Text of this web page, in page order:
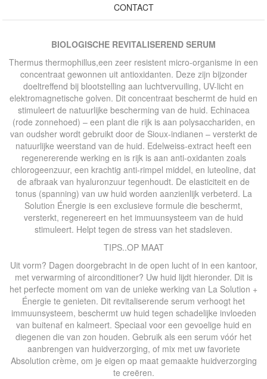
CONTACT
BIOLOGISCHE REVITALISEREND SERUM
Thermus thermophillus,een zeer resistent micro-organisme in een
concentraat gewonnen uit antioxidanten. Deze zijn bijzonder
doeltreffend bij blootstelling aan luchtvervuiling, UV-licht en
elektromagnetische golven. Dit concentraat beschermt de huid en
stimuleert de natuurlijke bescherming van de huid. Echinacea
(rode zonnehoed) – een plant die rijk is aan polysacchariden, en
van oudsher wordt gebruikt door de Sioux-indianen – versterkt de
natuurlijke weerstand van de huid. Edelweiss-extract heeft een
regenererende werking en is rijk is aan anti-oxidanten zoals
chlorogeenzuur, een krachtig anti-rimpel middel, en luteoline, dat
de afbraak van hyaluronzuur tegenhoudt. De elasticiteit en de
tonus (spanning) van uw huid worden aanzienlijk verbeterd. La
Solution Énergie is een exclusieve formule die beschermt,
versterkt, regenereert en het immuunsysteem van de huid
stimuleert. Helpt tegen de stress van het stadsleven.
TIPS..OP MAAT
Uit vorm? Dagen doorgebracht in de open lucht of in een kantoor,
met verwarming of airconditioner? Uw huid lijdt hieronder. Dit is
het perfecte moment om van de unieke werking van La Solution +
Énergie te genieten. Dit revitaliserende serum verhoogt het
immuunsysteem, beschermt uw huid tegen schadelijke invloeden
van buitenaf en kalmeert. Speciaal voor een gevoelige huid en
diegenen die van zon houden. Gebruik als een serum vóór het
aanbrengen van huidverzorging, of mix met uw favoriete
Absolution crème, om je eigen op maat gemaakte huidverzorging
te creëren.